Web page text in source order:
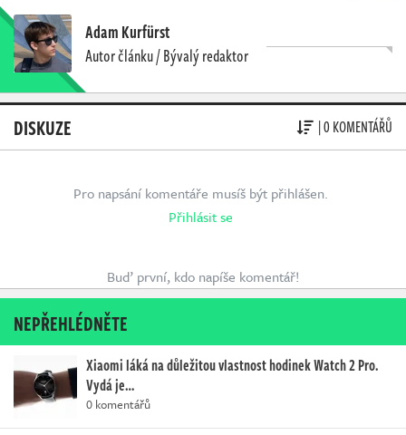
Adam Kurfürst
Autor článku / Bývalý redaktor
DISKUZE | 0 KOMENTÁŘŮ
Pro napsání komentáře musíš být přihlášen.
Přihlásit se
Buď první, kdo napíše komentář!
NEPŘEHLÉDNĚTE
Xiaomi láká na důležitou vlastnost hodinek Watch 2 Pro.
Vydá je…
0 komentářů